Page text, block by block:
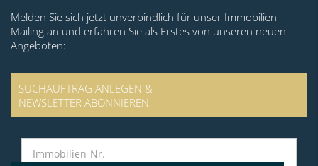
Melden Sie sich jetzt unverbindlich für unser Immobilien-
Mailing an und erfahren Sie als Erstes von unseren neuen
Angeboten:
SUCHAUFTRAG ANLEGEN &
NEWSLETTER ABONNIEREN